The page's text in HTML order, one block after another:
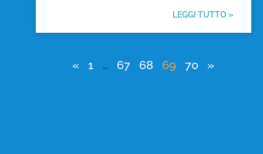
LEGGI TUTTO »
« 1 … 67 68 69 70 »